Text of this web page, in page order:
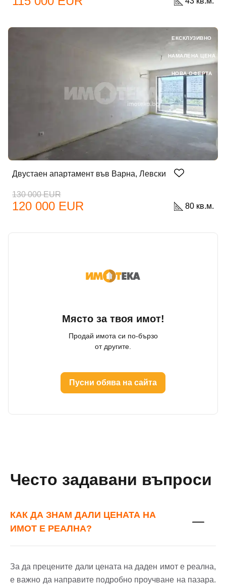
Двустаен апартамент във Варна, Левски
130 000 EUR
120 000 EUR 80 кв.м.
ЕКСКЛУЗИВНО
НАМАЛЕНА ЦЕНА
НОВА ОФЕРТА
Място за твоя имот!
Продай имота си по-бързо
от другите.
Пусни обява на сайта
Често задавани въпроси
КАК ДА ЗНАМ ДАЛИ ЦЕНАТА НА
ИМОТ Е РЕАЛНА?
За да прецените дали цената на даден имот е реална,
е важно да направите подробно проучване на пазара.